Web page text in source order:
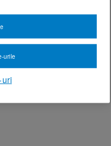
uri
urile